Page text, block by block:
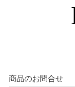
商品のお問合せ